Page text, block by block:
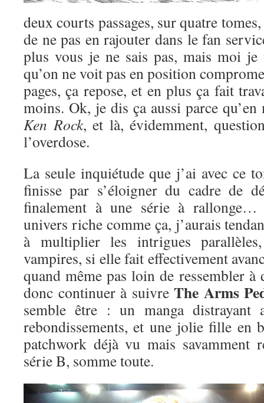
deux courts passages, sur quatre
de ne pas en rajouter dans le fan
plus vous je ne sais pas, mais moi je
qu’on ne voit pas en position
pages, ça repose, et en plus ça fait
moins. Ok, je dis ça aussi parce
Ken Rock, et là, évidemment,
l’overdose.
La seule inquiétude que j’ai avec ce
finisse par s’éloigner du cadre de
finalement à une série à rallonge…
univers riche comme ça, j’aurais
à multiplier les intrigues
vampires, si elle fait effectivement
quand même pas loin de ressembler à
donc continuer à suivre The Arms
semble être : un manga distrayant
rebondissements, et une jolie fille en
patchwork déjà vu mais savamment
série B, somme toute.